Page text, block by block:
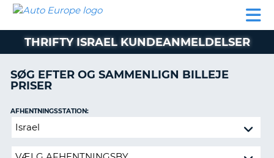
BILUDLEJNING
AUTOCAMPER
AUTO
EUROPE
BILUDLEJNING
AUTOCAMPER
LEJE
SUPPORT
MIN
THRIFTY ISRAEL KUNDEANMELDELSER
SØG EFTER OG SAMMENLIGN BILLEJE
PRISER
Vil
aflevere
AFHENTNINGSSTATION: